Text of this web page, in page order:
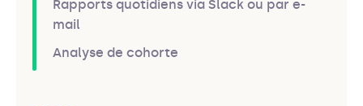
Rapports quotidiens via Slack ou par e-
mail
Analyse de cohorte